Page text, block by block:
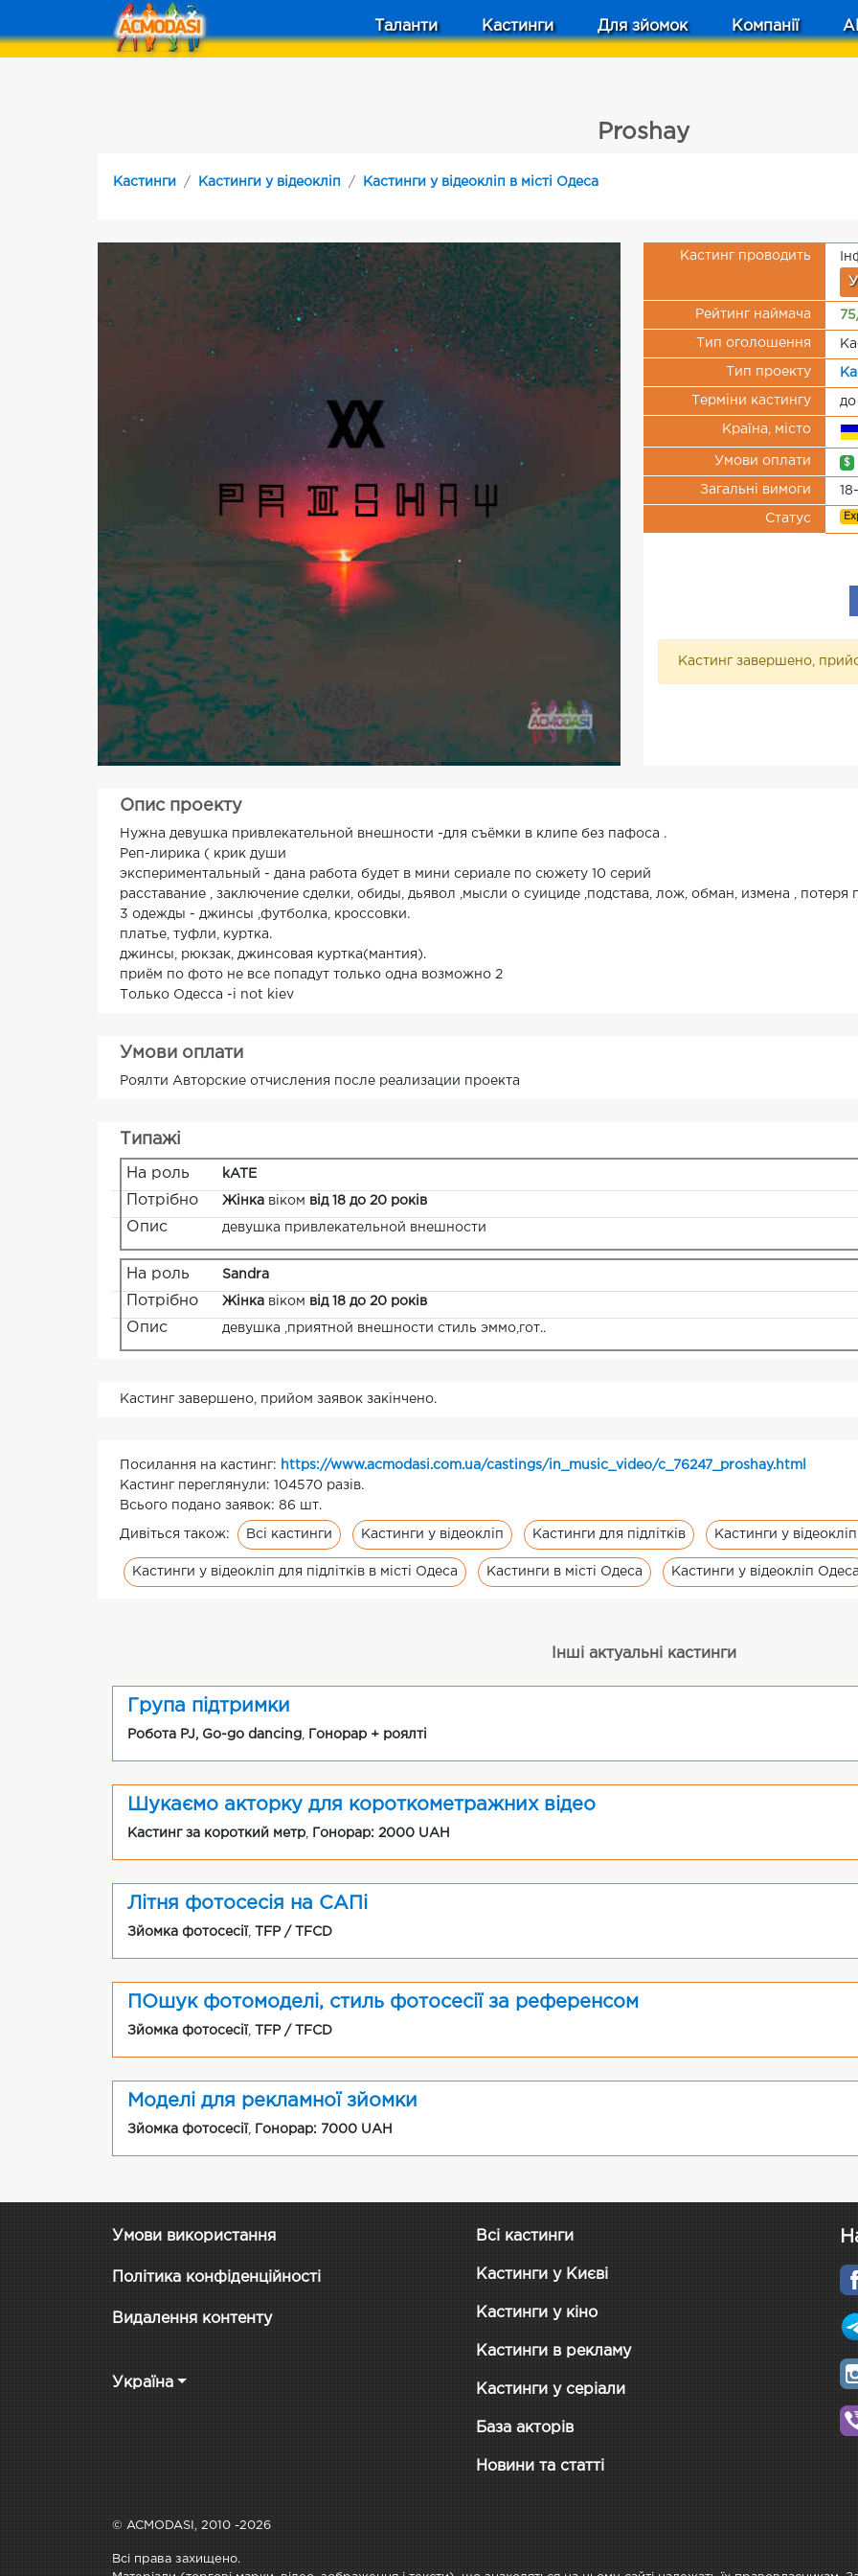
Таланти Кастинги Для зйомок Компанії
Proshay
Кастинги Кастинги у відеокліп Кастинги у відеокліп в місті Одеса
Кастинг проводить
Рейтинг наймача
Тип оголошення
Тип проекту
Терміни кастингу до
Країна, місто
Умови оплати $
Загальні вимоги
Статус
Кастинг завершено,
Опис проекту
Нужна девушка привлекательной внешности -для съёмки в клипе без пафоса .
Реп-лирика ( крик души
экспериментальный - дана работа будет в мини сериале по сюжету 10 серий
расставание , заключение сделки, обиды, дьявол ,мысли о суициде ,подстава, лож, обман, измена , потеря
3 одежды - джинсы ,футболка, кроссовки.
платье, туфли, куртка.
джинсы, рюкзак, джинсовая куртка(мантия).
приём по фото не все попадут только одна возможно 2
Только Одесса -i not kiev
Умови оплати
Роялти Авторские отчисления после реализации проекта
Типажі
На роль kATE
Потрібно Жінка віком від 18 до 20 років
Опис девушка привлекательной внешности
На роль Sandra
Потрібно Жінка віком від 18 до 20 років
Опис девушка ,приятной внешности стиль эммо,гот..
Кастинг завершено, прийом заявок закінчено.
Посилання на кастинг: https://www.acmodasi.com.ua/castings/in_music_video/c_76247_proshay.html
Кастинг переглянули: 104570 разів.
Всього подано заявок: 86 шт.
Дивіться також: Всі кастинги Кастинги у відеокліп Кастинги для підлітків Кастинги у відеокліп
Кастинги у відеокліп для підлітків в місті Одеса Кастинги в місті Одеса Кастинги у відеокліп Одеса
Інші актуальні кастинги
Група підтримки
Робота PJ, Go-go dancing Гонорар + роялті
Шукаємо акторку для короткометражних відео
Кастинг за короткий метр Гонорар: 2000 UAH
Літня фотосесія на САПі
Зйомка фотосесії TFP / TFCD
ПОшук фотомоделі, стиль фотосесії за референсом
Зйомка фотосесії TFP / TFCD
Моделі для рекламної зйомки
Зйомка фотосесії Гонорар: 7000 UAH
Умови використання
Політика конфіденційності
Видалення контенту
Україна
Всі кастинги
Кастинги у Києві
Кастинги у кіно
Кастинги в рекламу
Кастинги у серіали
База акторів
Новини та статті
© ACMODASI, 2010 -2026
Всі права захищено.